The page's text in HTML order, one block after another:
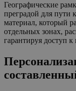
Географические
преградой для пути
материал, который
отдельных зонах,
гарантируя доступ